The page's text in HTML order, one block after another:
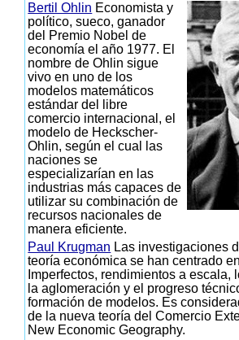
Bertil Ohlin Economista y
político, sueco, ganador
del Premio Nobel de
economía el año 1977. El
nombre de Ohlin sigue
vivo en uno de los
modelos matemáticos
estándar del libre
comercio internacional, el
modelo de Heckscher-
Ohlin, según el cual las
naciones se
especializarían en las
industrias más capaces de
utilizar su combinación de
recursos nacionales de
manera eficiente.
Paul Krugman Las investigaciones
teoría económica se han centrado
Imperfectos, rendimientos a escala,
la aglomeración y el progreso
formación de modelos. Es
de la nueva teoría del Comercio
New Economic Geography.